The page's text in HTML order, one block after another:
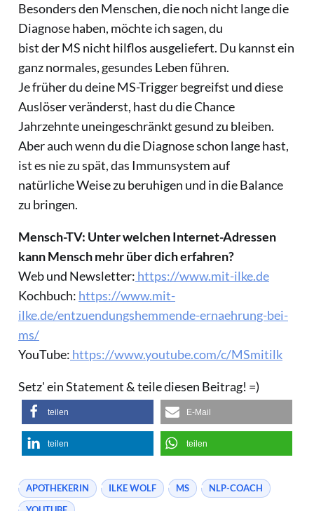
Besonders den Menschen, die noch nicht lange die
Diagnose haben, möchte ich sagen, du
bist der MS nicht hilflos ausgeliefert. Du kannst ein
ganz normales, gesundes Leben führen.
Je früher du deine MS-Trigger begreifst und diese
Auslöser veränderst, hast du die Chance
Jahrzehnte uneingeschränkt gesund zu bleiben.
Aber auch wenn du die Diagnose schon lange hast,
ist es nie zu spät, das Immunsystem auf
natürliche Weise zu beruhigen und in die Balance
zu bringen.
Mensch-TV: Unter welchen Internet-Adressen
kann Mensch mehr über dich erfahren?
Web und Newsletter: https://www.mit-ilke.de
Kochbuch: https://www.mit-
ilke.de/entzuendungshemmende-ernaehrung-bei-
ms/
YouTube: https://www.youtube.com/c/MSmitilk
Setz' ein Statement & teile diesen Beitrag! =)
teilen E-Mail
teilen teilen
APOTHEKERIN ILKE WOLF MS
NLP-COACH